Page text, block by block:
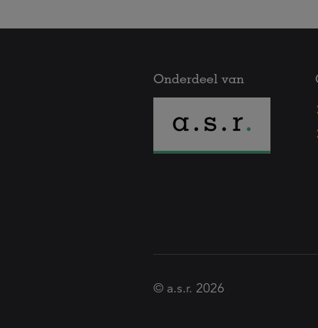
Onderdeel van
© a.s.r. 2026